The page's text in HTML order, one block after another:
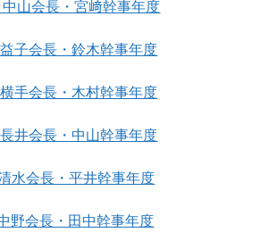
山会長・宮﨑幹事年度
子会長・鈴木幹事年度
手会長・木村幹事年度
井会長・中山幹事年度
水会長・平井幹事年度
野会長・田中幹事年度